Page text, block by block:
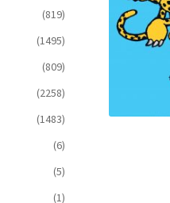
(819)
(1495)
(809)
(2258)
(1483)
(6)
(5)
(1)